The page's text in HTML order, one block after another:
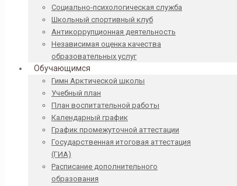
Социально-психологическая служба
Школьный спортивный клуб
Антикоррупционная деятельность
Независимая оценка качества
образовательных услуг
Обучающимся
Гимн Арктической школы
Учебный план
План воспитательной работы
Календарный график
График промежуточной аттестации
Государственная итоговая аттестация
(ГИА)
Расписание дополнительного
образования